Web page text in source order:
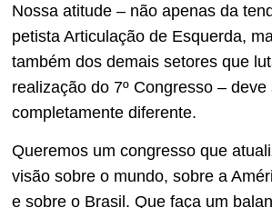
Nossa atitude – não apenas da
petista Articulação de Esquerda,
também dos demais setores que
realização do 7º Congresso – deve
completamente diferente.
Queremos um congresso que
visão sobre o mundo, sobre a
e sobre o Brasil. Que faça um